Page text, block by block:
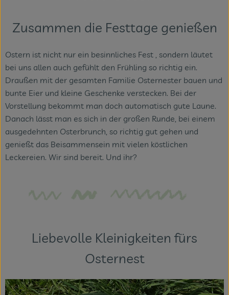
Obst & Gemüse
Frischetheke
Vorratskammer
Naturdrogerie
Getränke
Das Konzept
Zusammen die Festtage genießen
Ostern ist nicht nur ein besinnliches Fest , sondern läutet
bei uns allen auch gefühlt den Frühling so richtig ein.
Draußen mit der gesamten Familie Osternester bauen und
bunte Eier und kleine Geschenke verstecken. Bei der
Vorstellung bekommt man doch automatisch gute Laune.
Danach lässt man es sich in der großen Runde, bei einem
ausgedehnten Osterbrunch, so richtig gut gehen und
genießt das Beisammensein mit vielen köstlichen
Leckereien. Wir sind bereit. Und ihr?
Liebevolle Kleinigkeiten fürs
Osternest